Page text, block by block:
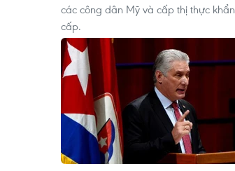
các công dân Mỹ và cấp thị thực khẩn
cấp.